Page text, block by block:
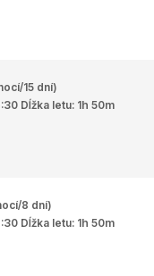
15 dní)
Dĺžka letu: 1h 50m
8 dní)
Dĺžka letu: 1h 50m